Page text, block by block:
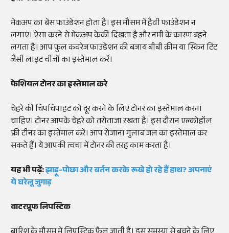
मेकअप का बेस फाउंडेशन होता है। इस मौसम में हैवी फाउंडेशन न
लगाएं। ऐसा करने से मेकअप केकी दिखता है और नमी के कारण बहने
लगता है। आप फुल कवरेज फाउंडेशन की बजाय बीबी क्रीम या स्किन टिंट
जैसी लाइट चीजों का इस्तेमाल करें।
फेशियल टोनर का इस्तेमाल करे
चेहरे की चिपचिपाहट को दूर करने के लिए टोनर का इस्तेमाल करना
चाहिए। टोनर आपके चेहरे को तरोताजा रखता है। इस दौरान एल्कोहॉल
फ्री टीनर का इस्तेमाल करें। आप रोजाना गुलाब जल का इस्तेमाल कर
सकते हैं। ये आपकी त्वचा में टोनर की तरह काम करता है।
यह भी पढ़ें:झाड़ू-पोछा और बर्तन करके रूखे हो रहे हैं हाथ? अपनाएं
ये घरेलू जुगाड़
वाटरप्रूफ लिपस्टिक